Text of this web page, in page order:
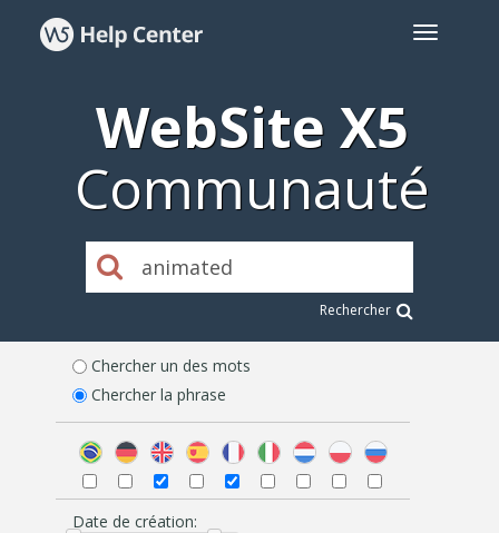
WebSite X5
Communauté
Rechercher
Chercher un des mots
Chercher la phrase
Date de création: